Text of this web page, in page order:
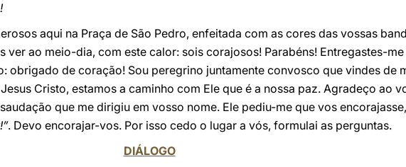
aqui na Praça de São Pedro, enfeitada com as cores das vossas
ver ao meio-dia, com este calor: sois corajosos! Parabéns! Entregastes-
obrigado de coração! Sou peregrino juntamente convosco que vindes de
Cristo, estamos a caminho com Ele que é a nossa paz. Agradeço ao
que me dirigiu em vosso nome. Ele pediu-me que vos
. Devo encorajar-vos. Por isso cedo o lugar a vós, formulai as perguntas.
DIÁLOGO